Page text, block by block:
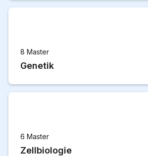
8 Master
Genetik
6 Master
Zellbiologie